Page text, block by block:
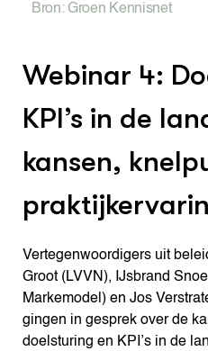
Bron: Groen Kennisnet
Webinar 4:
KPI’s in de
kansen,
Vertegenwoordigers uit
Groot (LVVN), IJsbrand
Markemodel) en Jos
gingen in gesprek over de
doelsturing en KPI’s in de